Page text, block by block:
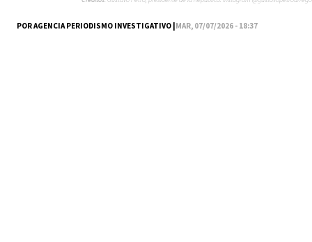
POR AGENCIA PERIODISMO INVESTIGATIVO |MAR, 07/07/2026 - 18:37